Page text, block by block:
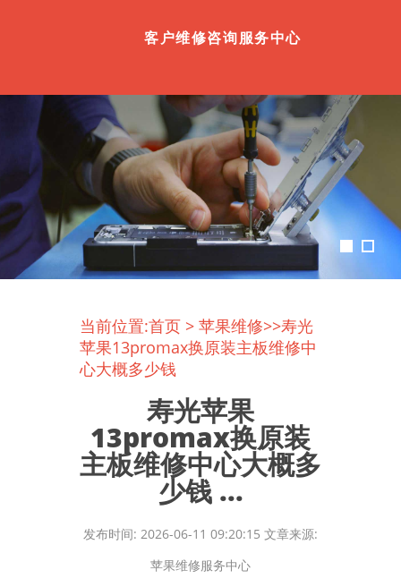
客户维修咨询服务中心
当前位置:首页 > 苹果维修>>寿光
苹果13promax换原装主板维修中
心大概多少钱
寿光苹果
13promax换原装
主板维修中心大概多
少钱 ...
发布时间: 2026-06-11 09:20:15 文章来源:
苹果维修服务中心